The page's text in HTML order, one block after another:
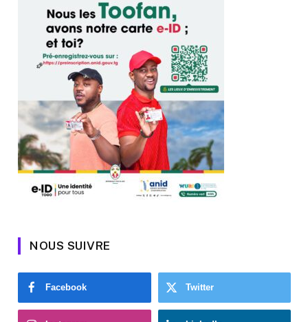
NOUS SUIVRE
Facebook Twitter